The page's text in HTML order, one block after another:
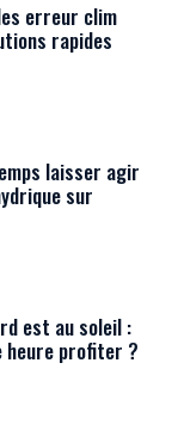
erreur clim
rapides
laisser agir
sur
est au soleil :
heure profiter ?